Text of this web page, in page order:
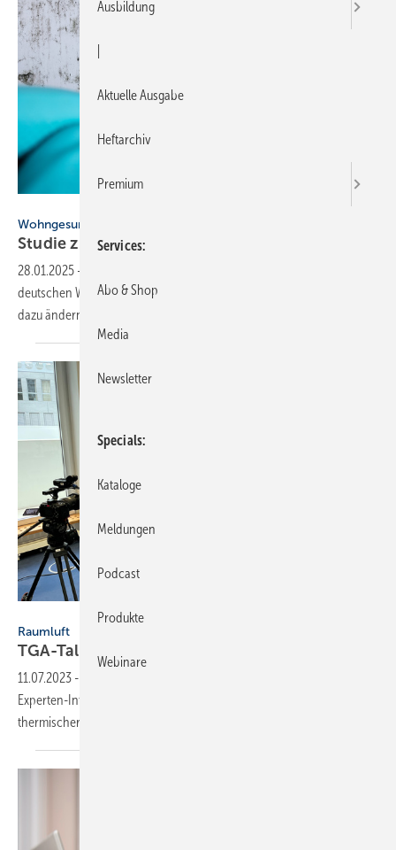
Andrey Popov - stock.adobe.com
Wohngesundheit
Studie zu Schimmel in deutschen
28.01.2025 -
deutschen Wohnungen. Das will nun eine repräsentative Marktstudie
dazuändern.
Raumluft
TGA-Talk online
11.07.2023 -
Experten-Interviews zu Raumluftqualität, Raumluftfeuchte und
thermischer Behaglichkeit aufgerufen
Ausbildung
Aktuelle Ausgabe
Heftarchiv
Premium
Services
Abo & Shop
Media
Newsletter
Specials
Kataloge
Meldungen
Podcast
Produkte
Webinare